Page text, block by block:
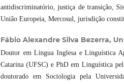
antidiscriminatório, justiça de transição,
União Europeia, Mercosul, jurisdição
Fábio Alexandre Silva Bezerra,
Doutor em Língua Inglesa e Linguística
Catarina (UFSC) e PhD em Linguística
doutorado em Sociologia pela